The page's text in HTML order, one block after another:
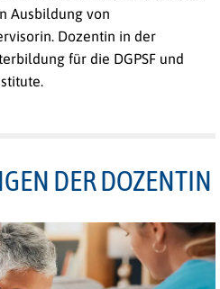
Ausbildung von
Dozentin in der
für die DGPSF und
DER DOZENTIN